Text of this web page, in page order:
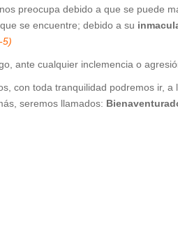
preocupa debido a que se puede
se encuentre; debido a su
5)
ante cualquier inclemencia o
con toda tranquilidad podremos ir, a
seremos llamados: